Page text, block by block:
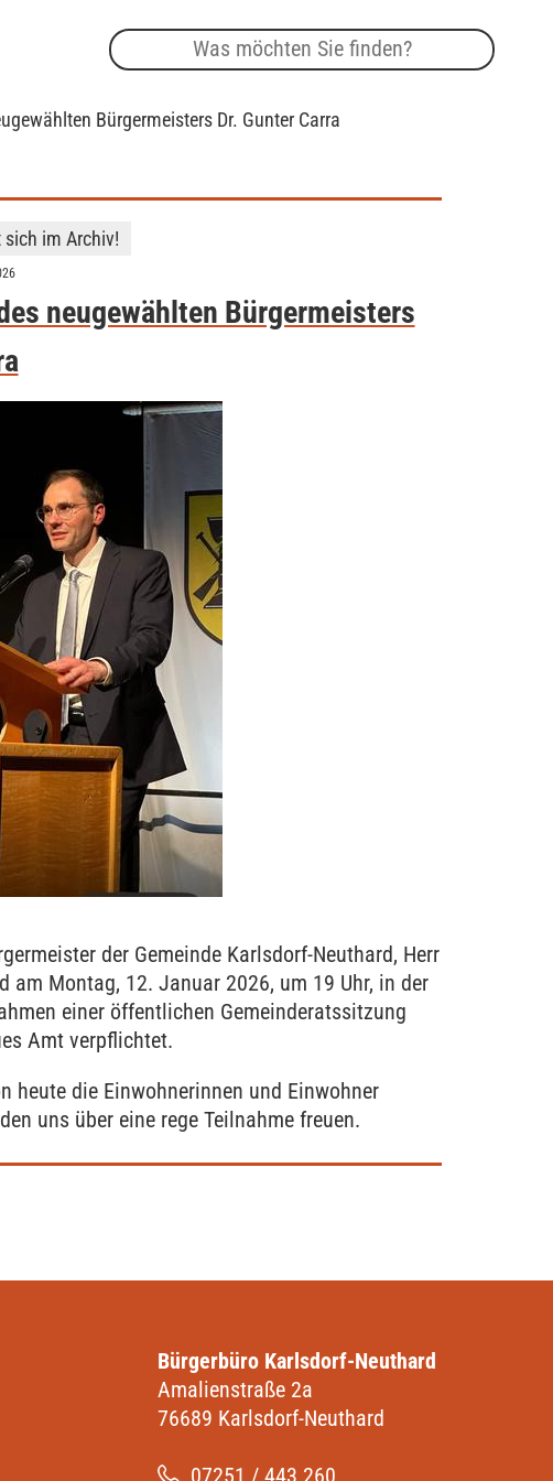
Bürgermeisters Dr. Gunter Carra
sich im Archiv!
neugewählten Bürgermeisters
der Gemeinde Karlsdorf-Neuthard, Herr
am Montag, 12. Januar 2026, um 19 Uhr, in der
einer öffentlichen Gemeinderatssitzung
Amt verpflichtet.
heute die Einwohnerinnen und Einwohner
uns über eine rege Teilnahme freuen.
Bürgerbüro Karlsdorf-Neuthard
Amalienstraße 2a
76689 Karlsdorf-Neuthard
07251 / 443 260